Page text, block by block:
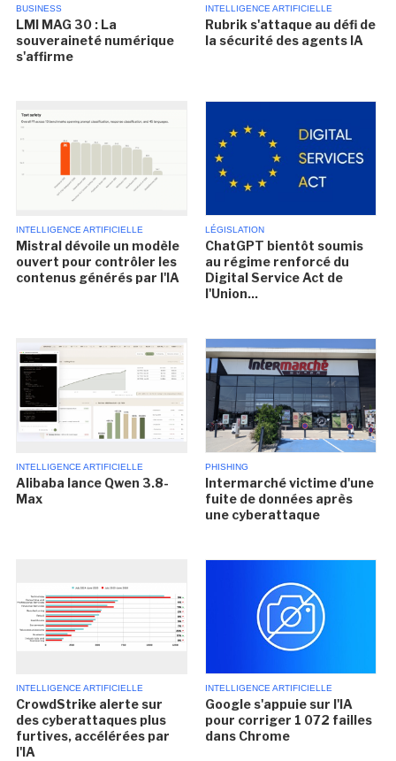
BUSINESS
LMI MAG 30 : La
souveraineté numérique
s'affirme
INTELLIGENCE ARTIFICIELLE
Rubrik s'attaque au défi de
la sécurité des agents IA
INTELLIGENCE ARTIFICIELLE
Mistral dévoile un modèle
ouvert pour contrôler les
contenus générés par l'IA
LÉGISLATION
ChatGPT bientôt soumis
au régime renforcé du
Digital Service Act de
l'Union...
INTELLIGENCE ARTIFICIELLE
Alibaba lance Qwen 3.8-
Max
PHISHING
Intermarché victime d'une
fuite de données après
une cyberattaque
INTELLIGENCE ARTIFICIELLE
CrowdStrike alerte sur
des cyberattaques plus
furtives, accélérées par
l'IA
INTELLIGENCE ARTIFICIELLE
Google s'appuie sur l'IA
pour corriger 1 072 failles
dans Chrome